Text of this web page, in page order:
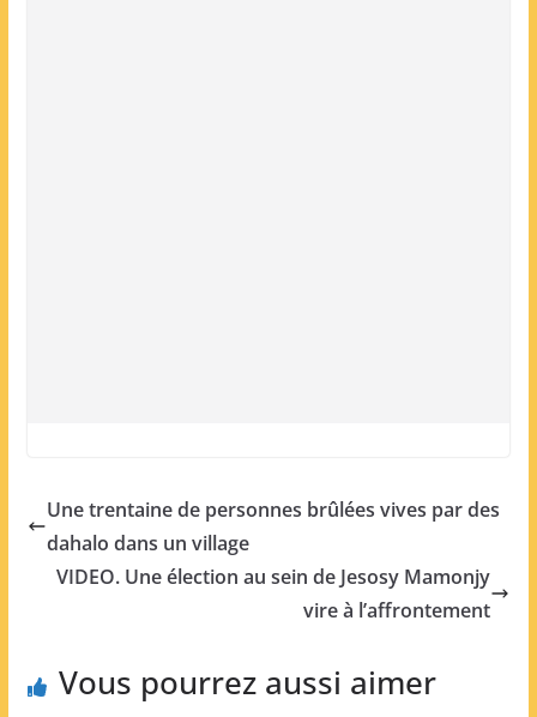
Une trentaine de personnes brûlées vives par des
dahalo dans un village
VIDEO. Une élection au sein de Jesosy Mamonjy
vire à l’affrontement
Vous pourrez aussi aimer